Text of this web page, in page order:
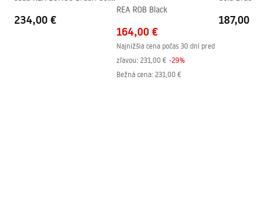
234,00 €
REA ROB Black
164,00 €
Najnižšia cena počas 30 dní pred
zľavou: 231,00 € -29%
Bežná cena: 231,00 €
187,00 €